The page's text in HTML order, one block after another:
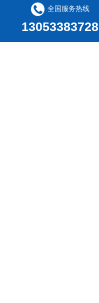
全国服务热线
13053383728